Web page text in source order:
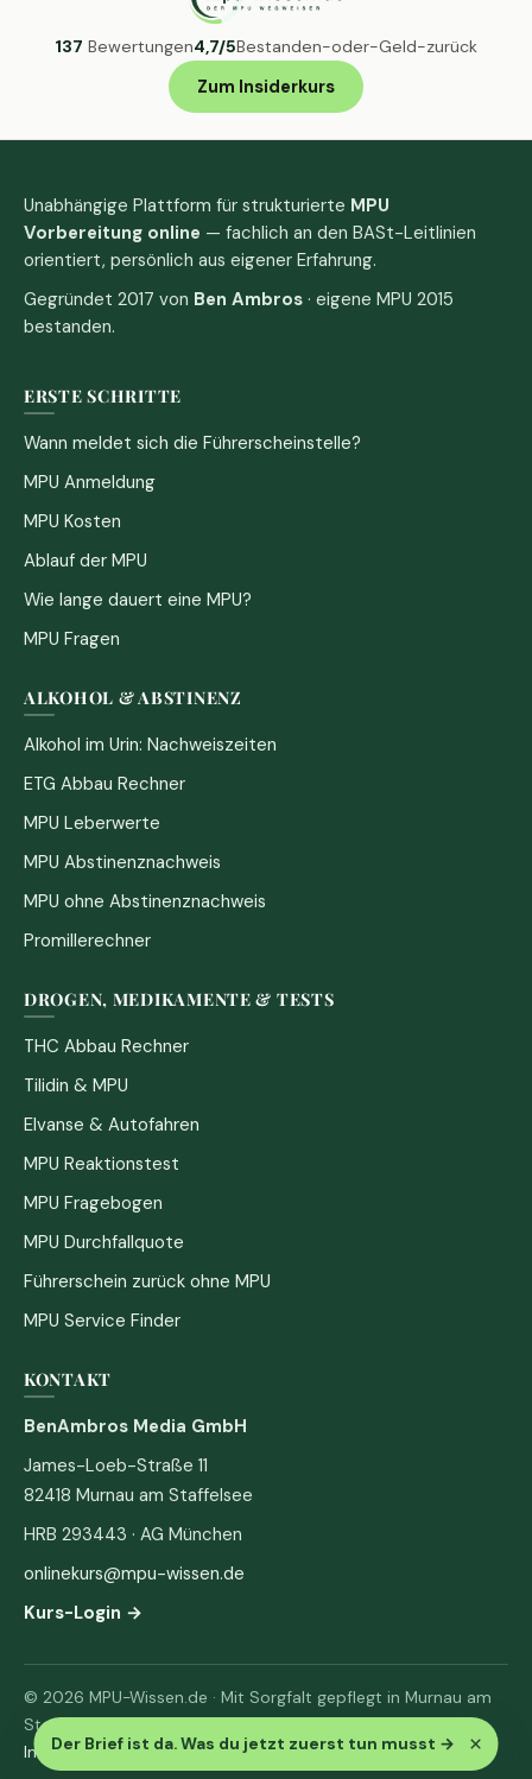
Der Brief ist da. Was du jetzt zuerst tun musst → ×
137 Bewertungen4,7/5Bestanden-oder-Geld-zurück
Zum Insiderkurs
Unabhängige Plattform für strukturierte MPU
Vorbereitung online — fachlich an den BASt-Leitlinien
orientiert, persönlich aus eigener Erfahrung.
Gegründet 2017 von Ben Ambros · eigene MPU 2015
bestanden.
ERSTE SCHRITTE
Wann meldet sich die Führerscheinstelle?
MPU Anmeldung
MPU Kosten
Ablauf der MPU
Wie lange dauert eine MPU?
MPU Fragen
ALKOHOL & ABSTINENZ
Alkohol im Urin: Nachweiszeiten
ETG Abbau Rechner
MPU Leberwerte
MPU Abstinenznachweis
MPU ohne Abstinenznachweis
Promillerechner
DROGEN, MEDIKAMENTE & TESTS
THC Abbau Rechner
Tilidin & MPU
Elvanse & Autofahren
MPU Reaktionstest
MPU Fragebogen
MPU Durchfallquote
Führerschein zurück ohne MPU
MPU Service Finder
KONTAKT
BenAmbros Media GmbH
James-Loeb-Straße 11
82418 Murnau am Staffelsee
HRB 293443 · AG München
onlinekurs@mpu-wissen.de
Kurs-Login →
© 2026 MPU-Wissen.de · Mit Sorgfalt gepflegt in Murnau am
Staffelsee
Impressum· Datenschutz & AGB